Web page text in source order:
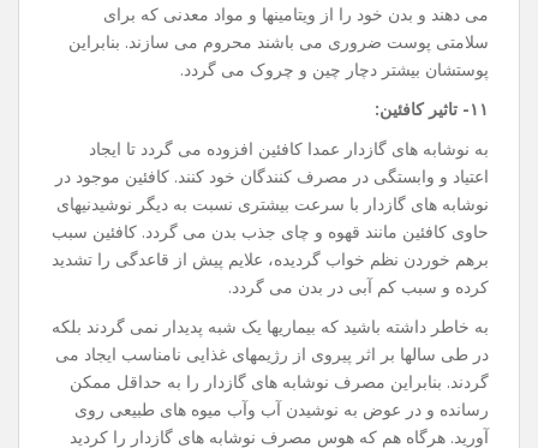
می دهند و بدن خود را از ویتامینها و مواد معدنی که برای
سلامتی پوست ضروری می باشند محروم می سازند. بنابراین
پوستشان بیشتر دچار چین و چروک می گردد.
۱۱- تاثیر کافئین:
به نوشابه های گازدار عمدا کافئین افزوده می گردد تا ایجاد
اعتیاد و وابستگی در مصرف کنندگان خود کنند. کافئین موجود در
نوشابه های گازدار با سرعت بیشتری نسبت به دیگر نوشیدنیهای
حاوی کافئین مانند قهوه و چای جذب بدن می گردد. کافئین سبب
برهم خوردن نظم خواب گردیده، علایم پیش از قاعدگی را تشدید
کرده و سبب کم آبی در بدن می گردد.
به خاطر داشته باشید که بیماریها یک شبه پدیدار نمی گردند بلکه
در طی سالها بر اثر پیروی از رژیمهای غذایی نامناسب ایجاد می
گردند. بنابراین مصرف نوشابه های گازدار را به حداقل ممکن
رسانده و در عوض به نوشیدن آب وآب میوه های طبیعی روی
آورید. هرگاه هم که هوس مصرف نوشابه های گازدار را کردید